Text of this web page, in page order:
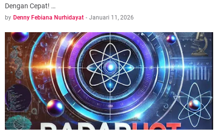
Dengan Cepat! …
by Denny Febiana Nurhidayat - Januari 11, 2026